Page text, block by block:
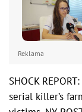
Reklama
SHOCK
serial killer’s